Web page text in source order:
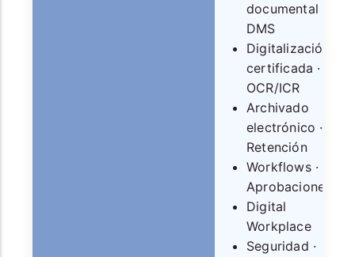
documental ·
DMS
Digitalización
certificada ·
OCR/ICR
Archivado
electrónico ·
Retención
Workflows ·
Aprobaciones
Digital
Workplace
Seguridad ·